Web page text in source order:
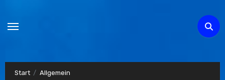
Start
Allgemein